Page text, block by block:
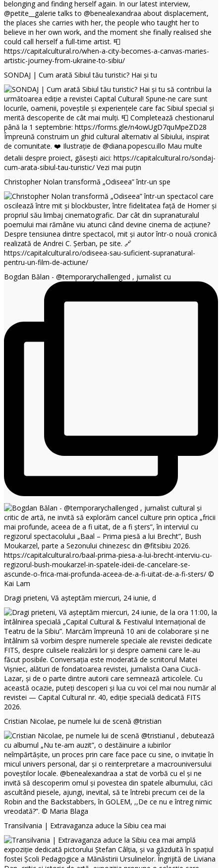
SONDAJ | Cum arată Sibiul tău turistic? Hai și tu
Christopher Nolan transformă „Odiseea” într-un spe
Bogdan Bălan - @temporarychallenged , jurnalist cu
Dragi prieteni, Vă așteptăm miercuri, 24 iunie, d
Cristian Nicolae, pe numele lui de scenă @tristian
Transilvania | Extravaganza aduce la Sibiu cea mai